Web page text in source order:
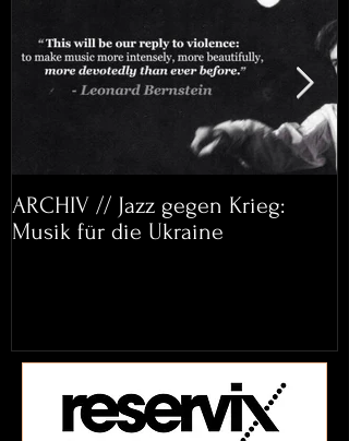
ARCHIV // Jazz gegen Krieg:
Musik für die Ukraine